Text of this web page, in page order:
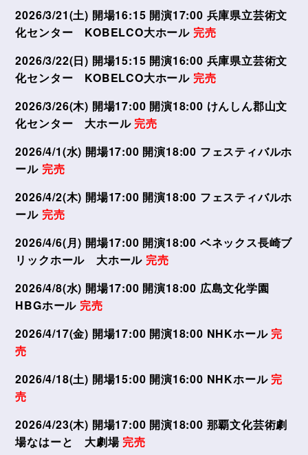
2026/3/21(土) 開場16:15 開演17:00 兵庫県立芸術文
化センター KOBELCO大ホール 完売
2026/3/22(日) 開場15:15 開演16:00 兵庫県立芸術文
化センター KOBELCO大ホール 完売
2026/3/26(木) 開場17:00 開演18:00 けんしん郡山文
化センター 大ホール 完売
2026/4/1(水) 開場17:00 開演18:00 フェスティバルホ
ール 完売
2026/4/2(木) 開場17:00 開演18:00 フェスティバルホ
ール 完売
2026/4/6(月) 開場17:00 開演18:00 ベネックス長崎ブ
リックホール 大ホール 完売
2026/4/8(水) 開場17:00 開演18:00 広島文化学園
HBGホール 完売
2026/4/17(金) 開場17:00 開演18:00 NHKホール 完
売
2026/4/18(土) 開場15:00 開演16:00 NHKホール 完
売
2026/4/23(木) 開場17:00 開演18:00 那覇文化芸術劇
場なはーと 大劇場 完売